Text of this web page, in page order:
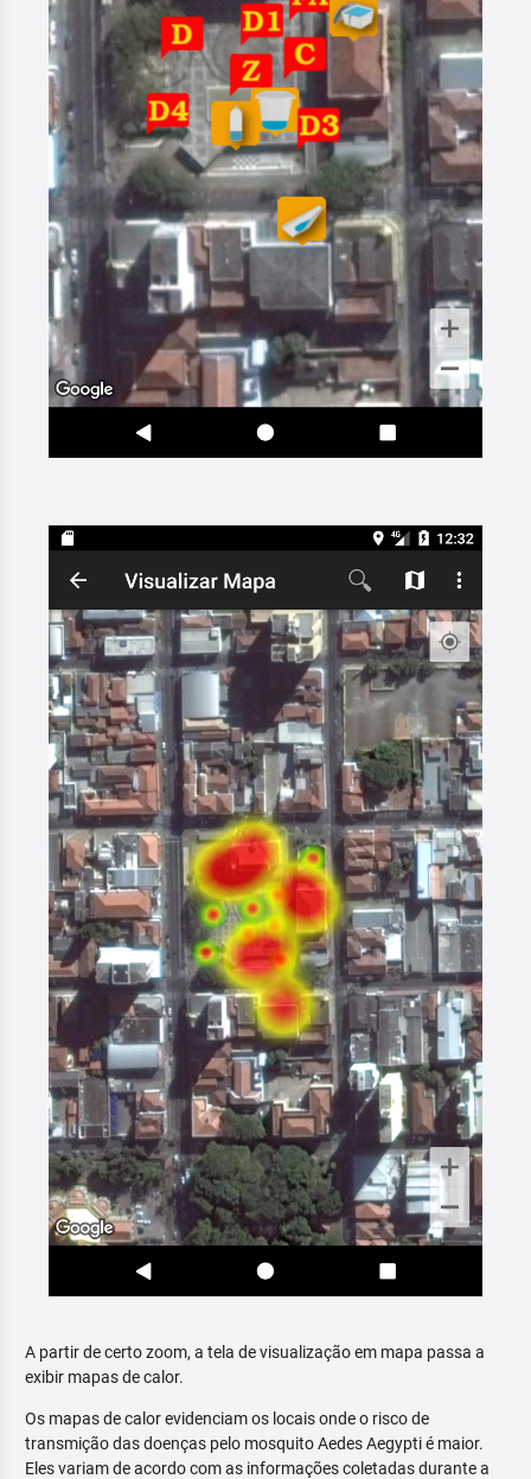
A partir de certo zoom, a tela de visualização em mapa passa a
exibir mapas de calor.
Os mapas de calor evidenciam os locais onde o risco de
transmição das doenças pelo mosquito Aedes Aegypti é maior.
Eles variam de acordo com as informações coletadas durante a